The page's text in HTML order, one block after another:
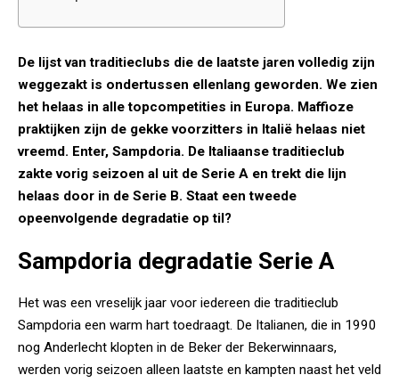
De lijst van traditieclubs die de laatste jaren volledig zijn
weggezakt is ondertussen ellenlang geworden. We zien
het helaas in alle topcompetities in Europa. Maffioze
praktijken zijn de gekke voorzitters in Italië helaas niet
vreemd. Enter, Sampdoria. De Italiaanse traditieclub
zakte vorig seizoen al uit de Serie A en trekt die lijn
helaas door in de Serie B. Staat een tweede
opeenvolgende degradatie op til?
Sampdoria degradatie Serie A
Het was een vreselijk jaar voor iedereen die traditieclub
Sampdoria een warm hart toedraagt. De Italianen, die in 1990
nog Anderlecht klopten in de Beker der Bekerwinnaars,
werden vorig seizoen alleen laatste en kampten naast het veld